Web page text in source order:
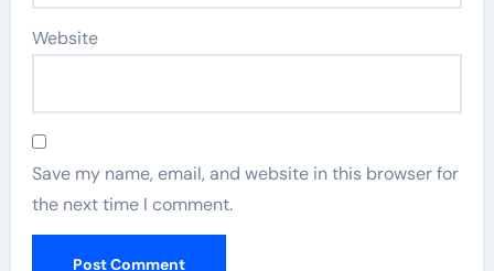
Website
Save my name, email, and website in this browser for
the next time I comment.